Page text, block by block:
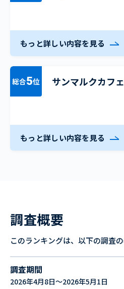
もっと詳しい内容を見る
総合5位 サンマルクカフェ
もっと詳しい内容を見る
調査概要
このランキングは、以下の調査の
調査期間
2026年4月8日～2026年5月1日